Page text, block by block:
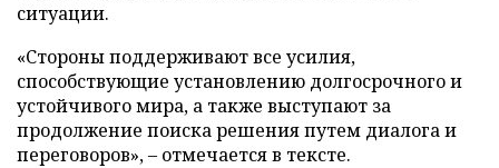
ситуации.
«Стороны поддерживают все усилия,
способствующие установлению долгосрочного и
устойчивого мира, а также выступают за
продолжение поиска решения путем диалога и
переговоров», – отмечается в тексте.